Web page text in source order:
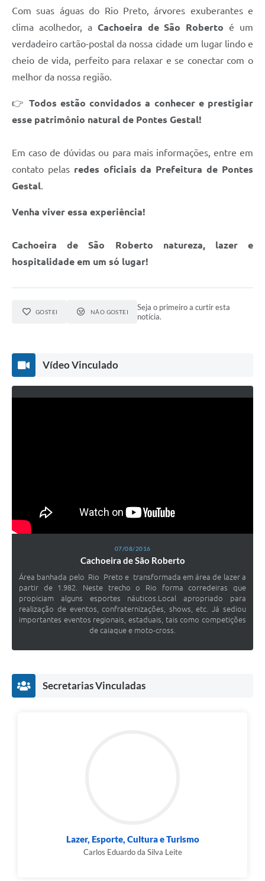
Com suas águas do Rio Preto, árvores exuberantes e
clima acolhedor, a Cachoeira de São Roberto é um
verdadeiro cartão-postal da nossa cidade um lugar lindo e
cheio de vida, perfeito para relaxar e se conectar com o
melhor da nossa região.
👉 Todos estão convidados a conhecer e prestigiar
esse patrimônio natural de Pontes Gestal!
Em caso de dúvidas ou para mais informações, entre em
contato pelas redes oficiais da Prefeitura de Pontes
Gestal.
Venha viver essa experiência!
Cachoeira de São Roberto natureza, lazer e
hospitalidade em um só lugar!
GOSTEI NÃO GOSTEI
Seja o primeiro a curtir esta
notícia.
Vídeo Vinculado
07/08/2016
Cachoeira de São Roberto
Área banhada pelo Rio Preto e transformada em área de lazer a
partir de 1.982. Neste trecho o Rio forma corredeiras que
propiciam alguns esportes náuticos.Local apropriado para
realização de eventos, confraternizações, shows, etc. Já sediou
importantes eventos regionais, estaduais, tais como competições
de caiaque e moto-cross.
Secretarias Vinculadas
Lazer, Esporte, Cultura e Turismo
Carlos Eduardo da Silva Leite